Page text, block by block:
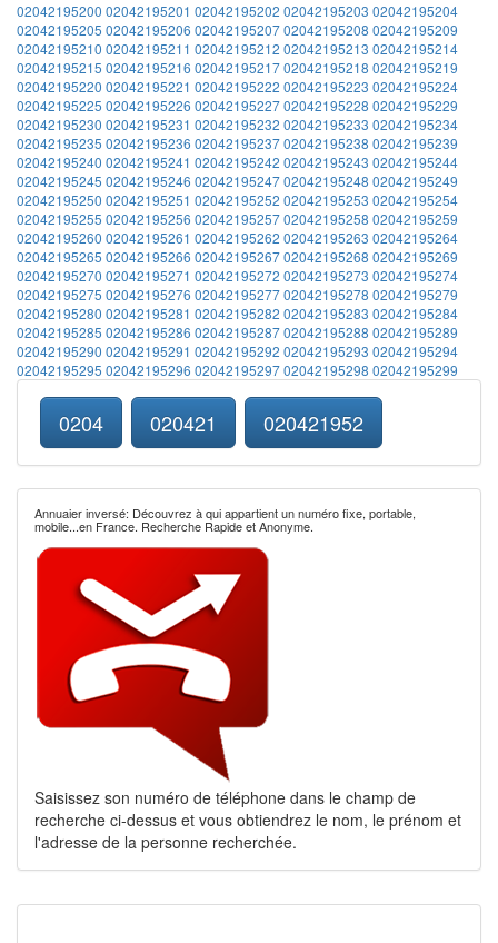
02042195200 02042195201 02042195202 02042195203 02042195204
02042195205 02042195206 0204219520702042195208 02042195209
02042195210 02042195211 02042195212 02042195213 02042195214
02042195215 02042195216 0204219521702042195218 02042195219
02042195220 02042195221 02042195222 02042195223 02042195224
02042195225 02042195226 0204219522702042195228 02042195229
02042195230 02042195231 02042195232 02042195233 02042195234
02042195235 02042195236 0204219523702042195238 02042195239
02042195240 02042195241 02042195242 02042195243 02042195244
02042195245 02042195246 0204219524702042195248 02042195249
02042195250 02042195251 02042195252 02042195253 02042195254
02042195255 02042195256 0204219525702042195258 02042195259
02042195260 02042195261 02042195262 02042195263 02042195264
02042195265 02042195266 0204219526702042195268 02042195269
02042195270 02042195271 02042195272 02042195273 02042195274
02042195275 02042195276 0204219527702042195278 02042195279
02042195280 02042195281 02042195282 02042195283 02042195284
02042195285 02042195286 0204219528702042195288 02042195289
02042195290 02042195291 02042195292 02042195293 02042195294
02042195295 02042195296 0204219529702042195298 02042195299
0204 020421 020421952
Annuaier inversé: Découvrez à qui appartient un numéro fixe, portable,
mobile...en France. Recherche Rapide et Anonyme.
Saisissez son numéro de téléphone dans le champ de
recherche ci-dessus et vous obtiendrez le nom, le prénom et
l'adresse de la personne recherchée.